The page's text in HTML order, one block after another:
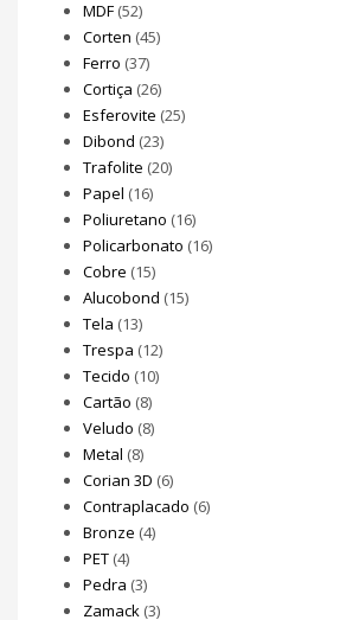
MDF (52)
Corten (45)
Ferro (37)
Cortiça (26)
Esferovite (25)
Dibond (23)
Trafolite (20)
Papel (16)
Poliuretano (16)
Policarbonato (16)
Cobre (15)
Alucobond (15)
Tela (13)
Trespa (12)
Tecido (10)
Cartão (8)
Veludo (8)
Metal (8)
Corian 3D (6)
Contraplacado (6)
Bronze (4)
PET (4)
Pedra (3)
Zamack (3)